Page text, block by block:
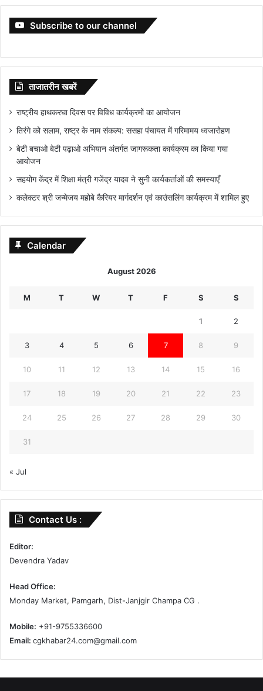
Subscribe to our channel
ताजातरीन खबरें
राष्ट्रीय हाथकरघा दिवस पर विविध कार्यक्रमों का आयोजन
तिरंगे को सलाम, राष्ट्र के नाम संकल्प: ससहा पंचायत में गरिमामय ध्वजारोहण
बेटी बचाओ बेटी पढ़ाओ अभियान अंतर्गत जागरूकता कार्यक्रम का किया गया
आयोजन
सहयोग केंद्र में शिक्षा मंत्री गजेंद्र यादव ने सुनी कार्यकर्ताओं की समस्याएँ
कलेक्टर श्री जन्मेजय महोबे कैरियर मार्गदर्शन एवं काउंसलिंग कार्यक्रम में शामिल हुए
Calendar
August 2026
M T W T F S S
1 2
3 4 5 6 7 8 9
10 11 12 13 14 15 16
17 18 19 20 21 22 23
24 25 26 27 28 29 30
31
« Jul
Contact Us :
Editor:
Devendra Yadav
Head Office:
Monday Market, Pamgarh, Dist-Janjgir Champa CG .
Mobile: +91-9755336600
Email: cgkhabar24.com@gmail.com